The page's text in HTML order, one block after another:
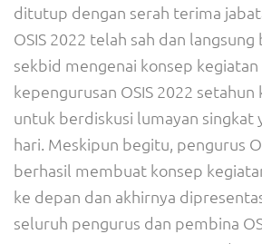
ditutup dengan serah terima
OSIS 2022 telah sah dan
sekbid mengenai konsep
kepengurusan OSIS 2022
untuk berdiskusi lumayan singkat
hari. Meskipun begitu, pengurus
berhasil membuat konsep
ke depan dan akhirnya
seluruh pengurus dan pembina